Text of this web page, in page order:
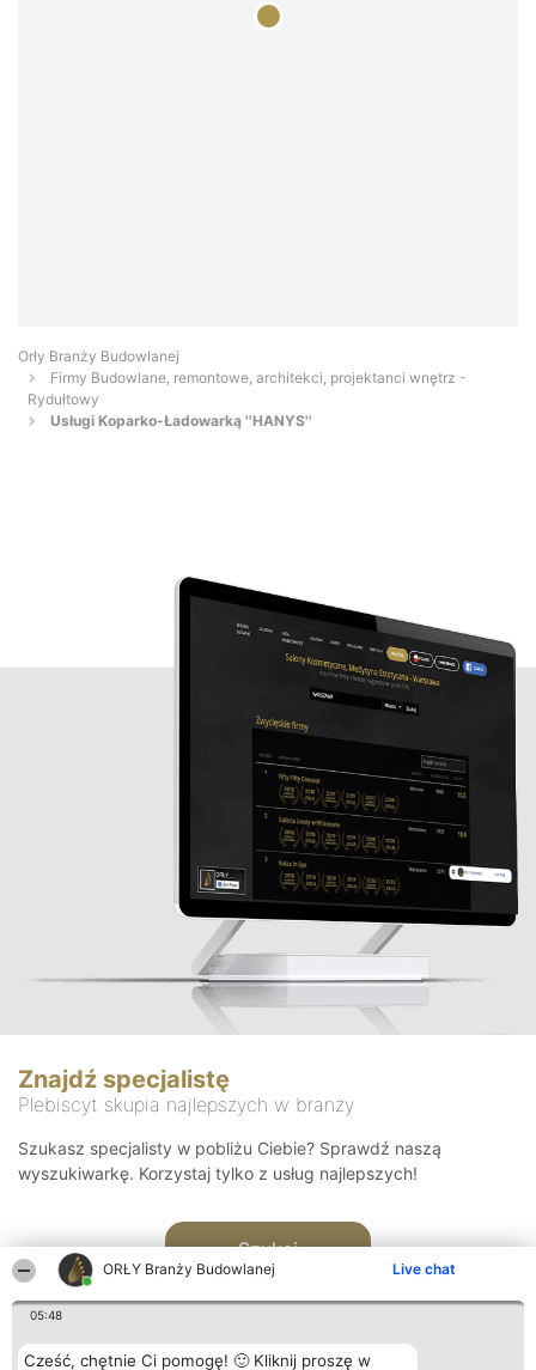
ORŁY Branży Budowlanej Live chat
05:48
Cześć, chętnie Ci pomogę! 🙂 Kliknij proszę w
Orły Branży Budowlanej
Firmy Budowlane, remontowe, architekci, projektanci wnętrz -
Rydułtowy
Usługi Koparko-Ładowarką ''HANYS''
Znajdź specjalistę
Plebiscyt skupia najlepszych w branży
Szukasz specjalisty w pobliżu Ciebie? Sprawdź naszą
wyszukiwarkę. Korzystaj tylko z usług najlepszych!
Szukaj